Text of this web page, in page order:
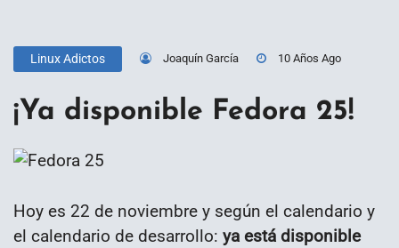
Linux Adictos Joaquín García 10 Años Ago
¡Ya disponible Fedora 25!
Hoy es 22 de noviembre y según el calendario y
el calendario de desarrollo: ya está disponible